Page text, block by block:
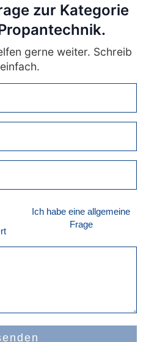
zur Kategorie
gerne weiter. Schreib
Ich habe eine allgemeine
Frage